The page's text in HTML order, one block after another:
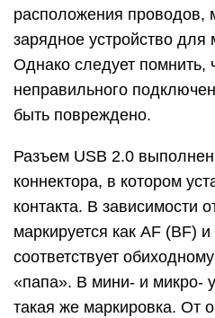
расположения проводов,
зарядное устройство
Однако следует помнить,
неправильного
быть повреждено.
Разъем USB 2.0
коннектора, в котором
контакта. В зависимости
маркируется как AF (BF)
соответствует
«папа». В мини- и микро-
такая же маркировка. От